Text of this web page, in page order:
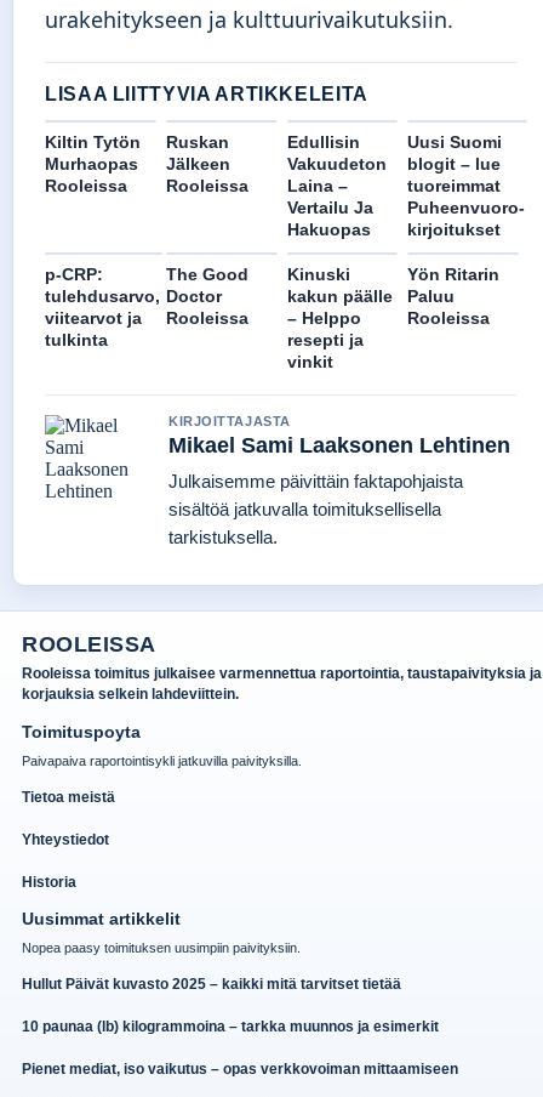
urakehitykseen ja kulttuurivaikutuksiin.
LISAA LIITTYVIA ARTIKKELEITA
Kiltin Tytön
Murhaopas
Rooleissa
Ruskan
Jälkeen
Rooleissa
Edullisin
Vakuudeton
Laina –
Vertailu Ja
Hakuopas
Uusi Suomi
blogit – lue
tuoreimmat
Puheenvuoro-
kirjoitukset
p-CRP:
tulehdusarvo,
viitearvot ja
tulkinta
The Good
Doctor
Rooleissa
Kinuski
kakun päälle
– Helppo
resepti ja
vinkit
Yön Ritarin
Paluu
Rooleissa
KIRJOITTAJASTA
Mikael Sami Laaksonen Lehtinen
Julkaisemme päivittäin faktapohjaista
sisältöä jatkuvalla toimituksellisella
tarkistuksella.
ROOLEISSA
Rooleissa toimitus julkaisee varmennettua raportointia, taustapaivityksia ja
korjauksia selkein lahdeviittein.
Toimituspoyta
Paivapaiva raportointisykli jatkuvilla paivityksilla.
Tietoa meistä
Yhteystiedot
Historia
Uusimmat artikkelit
Nopea paasy toimituksen uusimpiin paivityksiin.
Hullut Päivät kuvasto 2025 – kaikki mitä tarvitset tietää
10 paunaa (lb) kilogrammoina – tarkka muunnos ja esimerkit
Pienet mediat, iso vaikutus – opas verkkovoiman mittaamiseen